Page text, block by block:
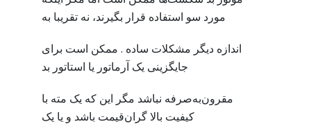
مورد سو استفاده قرار بگیرند، نه تقریبا به
اندازه دیگر مشکلات ساده . ممکن است برای
جایگزینی یک آرماتور یا استاتور بد
مقرون‌به‌صرفه نباشد مگر این که یک مته با
کیفیت بالا گران‌قیمت باشد و یا یک